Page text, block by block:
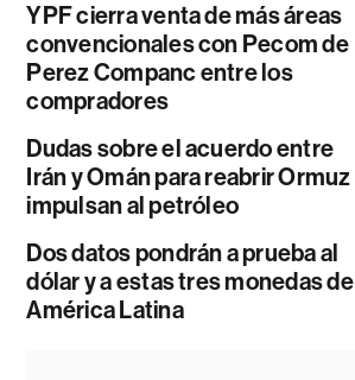
YPF cierra venta de más áreas
convencionales con Pecom de
Perez Companc entre los
compradores
Dudas sobre el acuerdo entre
Irán y Omán para reabrir Ormuz
impulsan al petróleo
Dos datos pondrán a prueba al
dólar y a estas tres monedas de
América Latina